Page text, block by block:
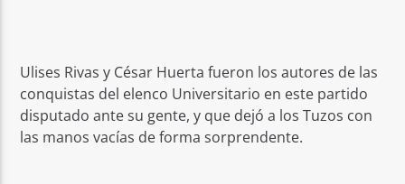
Ulises Rivas y César Huerta fueron los autores de las
conquistas del elenco Universitario en este partido
disputado ante su gente, y que dejó a los Tuzos con
las manos vacías de forma sorprendente.